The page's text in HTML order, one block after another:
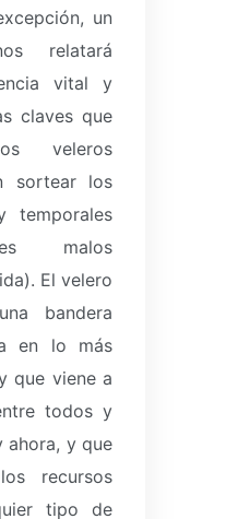
un
relatará
vital y
claves que
veleros
sortear los
temporales
malos
El velero
bandera
en lo más
que viene a
todos y
ahora, y que
recursos
tipo de